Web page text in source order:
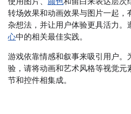
转场效果和动画效果与图片一起，
杂想法，并让用户体验更具活力。
心中的相关最佳实践。
游戏依靠情感和叙事来吸引用户。
验，请将动画和艺术风格等视觉元
节和控件相集成。